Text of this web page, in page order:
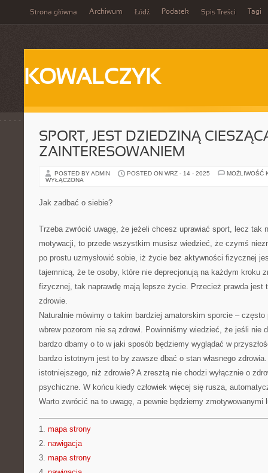
Strona główna Archiwum Łódź Podatek Spis Treści Tagi
KOWALCZYK
SPORT, JEST DZIEDZINĄ
ZAINTERESOWANIEM
POSTED BY ADMIN POSTED ON WRZ - 14 - 2025
MOŻLIWOŚĆ
WYŁĄCZONA
Jak zadbać o siebie?
Trzeba zwrócić uwagę, że jeżeli chcesz uprawiać sport, lecz tak
motywacji, to przede wszystkim musisz wiedzieć, że czymś
po prostu uzmysłowić sobie, iż życie bez aktywności fizycznej
tajemnicą, że te osoby, które nie deprecjonują na każdym kroku
fizycznej, tak naprawdę mają lepsze życie. Przecież prawda jest
zdrowie.
Naturalnie mówimy o takim bardziej amatorskim sporcie –
wbrew pozorom nie są zdrowi. Powinniśmy wiedzieć, że jeśli nie
bardzo dbamy o to w jaki sposób będziemy wyglądać w
bardzo istotnym jest to by zawsze dbać o stan własnego
istotniejszego, niż zdrowie? A zresztą nie chodzi wyłącznie o
psychiczne. W końcu kiedy człowiek więcej się rusza,
Warto zwrócić na to uwagę, a pewnie będziemy zmotywowanymi
1. mapa strony
2. nawigacja
3. mapa strony